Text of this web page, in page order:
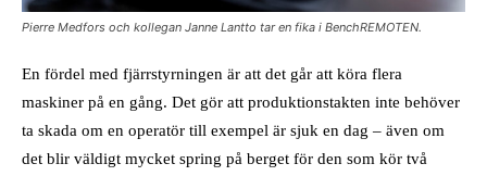
Pierre Medfors och kollegan Janne Lantto tar en fika i BenchREMOTEN.
En fördel med fjärrstyrningen är att det går att köra flera
maskiner på en gång. Det gör att produktionstakten inte behöver
ta skada om en operatör till exempel är sjuk en dag – även om
det blir väldigt mycket spring på berget för den som kör två